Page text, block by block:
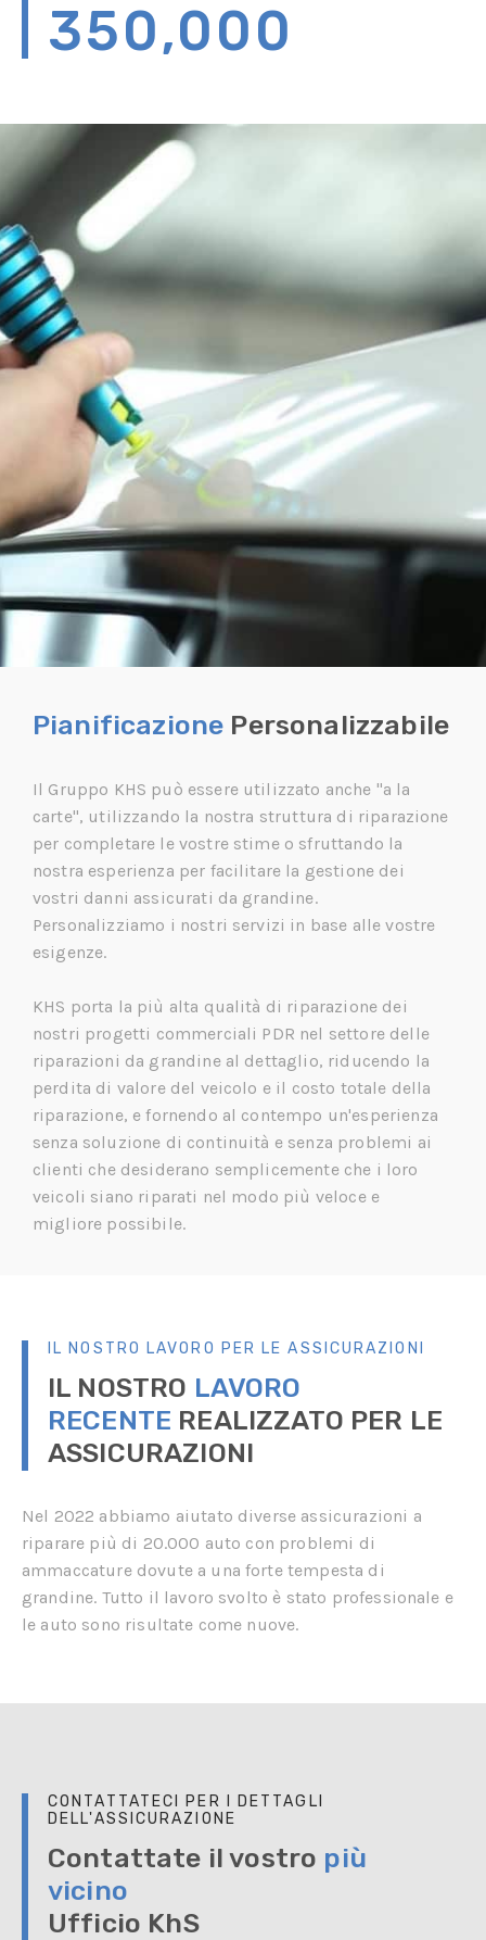
350,000
Pianificazione Personalizzabile
Il Gruppo KHS può essere utilizzato anche "a la
carte", utilizzando la nostra struttura di riparazione
per completare le vostre stime o sfruttando la
nostra esperienza per facilitare la gestione dei
vostri danni assicurati da grandine.
Personalizziamo i nostri servizi in base alle vostre
esigenze.
KHS porta la più alta qualità di riparazione dei
nostri progetti commerciali PDR nel settore delle
riparazioni da grandine al dettaglio, riducendo la
perdita di valore del veicolo e il costo totale della
riparazione, e fornendo al contempo un'esperienza
senza soluzione di continuità e senza problemi ai
clienti che desiderano semplicemente che i loro
veicoli siano riparati nel modo più veloce e
migliore possibile.
IL NOSTRO LAVORO PER LE ASSICURAZIONI
IL NOSTRO LAVORO
RECENTE REALIZZATO PER LE
ASSICURAZIONI
Nel 2022 abbiamo aiutato diverse assicurazioni a
riparare più di 20.000 auto con problemi di
ammaccature dovute a una forte tempesta di
grandine. Tutto il lavoro svolto è stato professionale e
le auto sono risultate come nuove.
CONTATTATECI PER I DETTAGLI
DELL'ASSICURAZIONE
Contattate il vostro più
vicino
Ufficio KhS